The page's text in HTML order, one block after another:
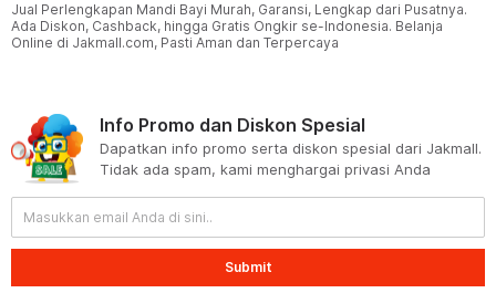
Jual Perlengkapan Mandi Bayi Murah, Garansi, Lengkap dari Pusatnya.
Ada Diskon, Cashback, hingga Gratis Ongkir se-Indonesia. Belanja
Online di Jakmall.com, Pasti Aman dan Terpercaya
Info Promo dan Diskon Spesial
Dapatkan info promo serta diskon spesial dari Jakmall.
Tidak ada spam, kami menghargai privasi Anda
Submit